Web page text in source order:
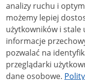
analizy ruchu i
możemy lepiej
użytkowników i stale
informacje
pozwalać na
przeglądarki
dane osobowe.